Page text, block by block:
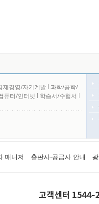
제경영/자기계발 l 과학/공학/
퓨터/인터넷 l 학습서/수험서 l
매니저 출판사·공급사 안내
고객센터 1544-